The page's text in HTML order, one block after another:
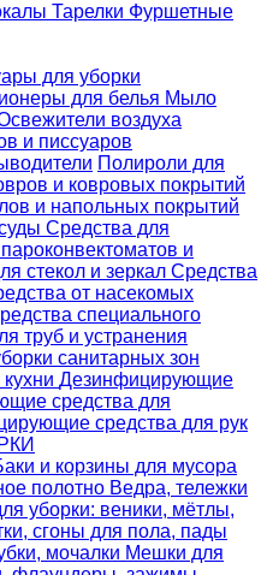
Тарелки Фуршетные
для уборки
для белья Мыло
воздуха
и писсуаров
Полироли для
и ковровых покрытий
и напольных покрытий
Средства для
и
стекол и зеркал Средства
от насекомых
специального
труб и устранения
санитарных зон
Дезинфицирующие
средства для
средства для рук
и корзины для мусора
полотно Ведра, тележки
уборки: веники, мётлы,
сгоны для пола, пады
мочалки Мешки для